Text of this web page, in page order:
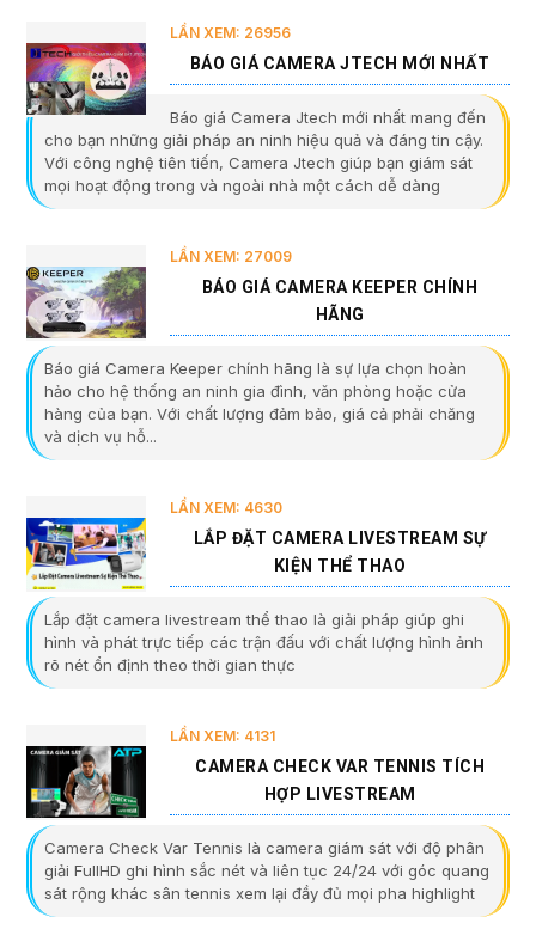
LẦN XEM: 26956
BÁO GIÁ CAMERA JTECH MỚI NHẤT
Báo giá Camera Jtech mới nhất mang đến
cho bạn những giải pháp an ninh hiệu quả và đáng tin cậy.
Với công nghệ tiên tiến, Camera Jtech giúp bạn giám sát
mọi hoạt động trong và ngoài nhà một cách dễ dàng
LẦN XEM: 27009
BÁO GIÁ CAMERA KEEPER CHÍNH
HÃNG
Báo giá Camera Keeper chính hãng là sự lựa chọn hoàn
hảo cho hệ thống an ninh gia đình, văn phòng hoặc cửa
hàng của bạn. Với chất lượng đảm bảo, giá cả phải chăng
và dịch vụ hỗ...
LẦN XEM: 4630
LẮP ĐẶT CAMERA LIVESTREAM SỰ
KIỆN THỂ THAO
Lắp đặt camera livestream thể thao là giải pháp giúp ghi
hình và phát trực tiếp các trận đấu với chất lượng hình ảnh
rõ nét ổn định theo thời gian thực
LẦN XEM: 4131
CAMERA CHECK VAR TENNIS TÍCH
HỢP LIVESTREAM
Camera Check Var Tennis là camera giám sát với độ phân
giải FullHD ghi hình sắc nét và liên tục 24/24 với góc quang
sát rộng khác sân tennis xem lại đầy đủ mọi pha highlight